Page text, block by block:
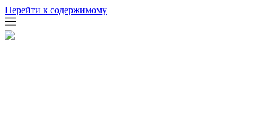
Перейти к содержимому